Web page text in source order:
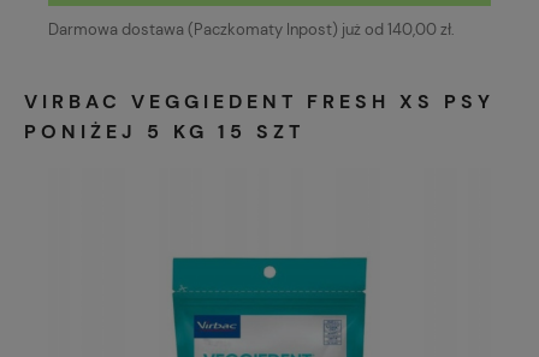
Darmowa dostawa (Paczkomaty Inpost) już od 140,00 zł.
VIRBAC VEGGIEDENT FRESH XS PSY
PONIŻEJ 5 KG 15 SZT